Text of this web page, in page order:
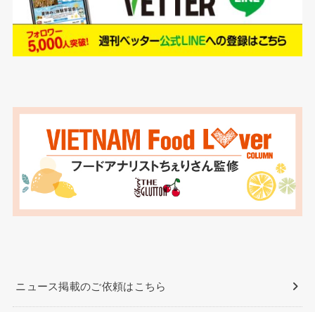
ニュース掲載のご依頼はこちら